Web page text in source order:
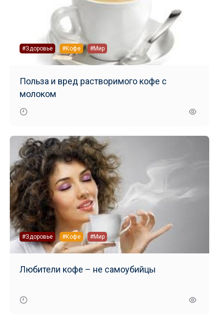
#Здоровье #Кофе #Мир
Польза и вред растворимого кофе с
молоком
#Здоровье #Кофе #Мир
Любители кофе – не самоубийцы